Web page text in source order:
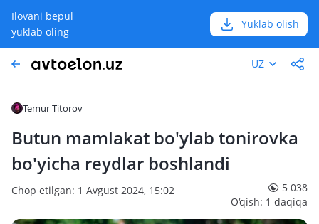
Ilovani bepul
yuklab oling
Yuklab olish
UZ
Temur Titorov
Butun mamlakat bo'ylab tonirovka
bo'yicha reydlar boshlandi
Chop etilgan: 1 Avgust 2024, 15:02
5 038
O‘qish: 1 daqiqa